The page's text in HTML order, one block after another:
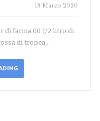
18 Marzo 2020
di farina 00 1/2 litro di
di tropea…